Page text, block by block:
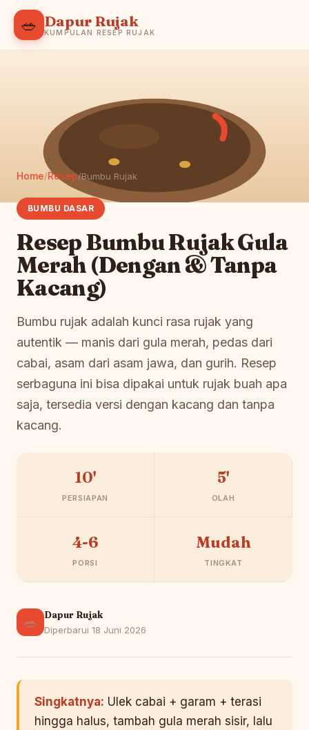
🥗 Dapur Rujak
KUMPULAN RESEP RUJAK
Home/Resep/Bumbu Rujak
BUMBU DASAR
Resep Bumbu Rujak Gula
Merah (Dengan & Tanpa
Kacang)
Bumbu rujak adalah kunci rasa rujak yang
autentik — manis dari gula merah, pedas dari
cabai, asam dari asam jawa, dan gurih. Resep
serbaguna ini bisa dipakai untuk rujak buah apa
saja, tersedia versi dengan kacang dan tanpa
kacang.
10'
PERSIAPAN
5'
OLAH
4-6
PORSI
Mudah
TINGKAT
🥗
Dapur Rujak
Diperbarui 18 Juni 2026
Singkatnya: Ulek cabai + garam + terasi
hingga halus, tambah gula merah sisir, lalu